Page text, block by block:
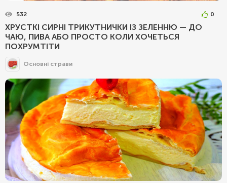
532 0
ХРУСТКІ СИРНІ ТРИКУТНИЧКИ ІЗ ЗЕЛЕННЮ — ДО
ЧАЮ, ПИВА АБО ПРОСТО КОЛИ ХОЧЕТЬСЯ
ПОХРУМТІТИ
Основні страви